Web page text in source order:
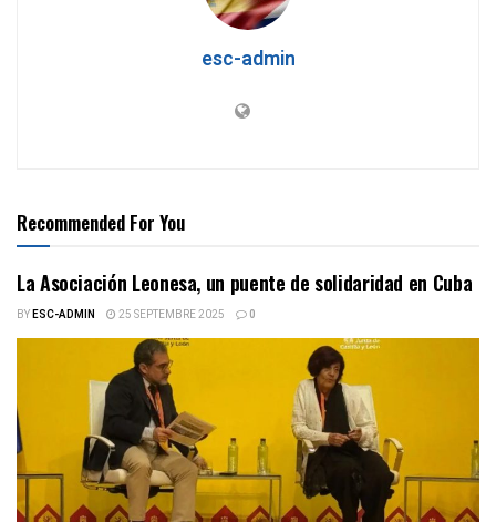
esc-admin
Recommended For You
La Asociación Leonesa, un puente de solidaridad en Cuba
BYESC-ADMIN 25 SEPTEMBRE 2025 0